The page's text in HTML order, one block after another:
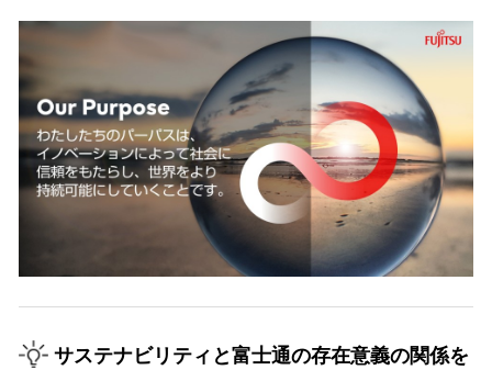
サステナビリティと富士通の存在意義の関係を